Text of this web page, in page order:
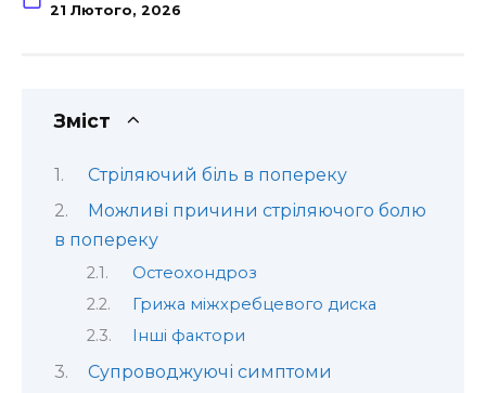
21 Лютого, 2026
Зміст
Стріляючий біль в попереку
Можливі причини стріляючого болю
в попереку
Остеохондроз
Грижа міжхребцевого диска
Інші фактори
Супроводжуючі симптоми